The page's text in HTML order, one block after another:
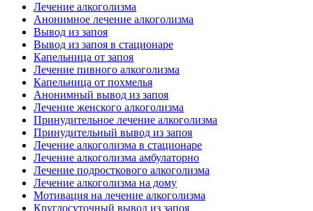
Лечение алкоголизма
Анонимное лечение алкоголизма
Вывод из запоя
Вывод из запоя в стационаре
Капельница от запоя
Лечение пивного алкоголизма
Капельница от похмелья
Анонимный вывод из запоя
Лечение женского алкоголизма
Принудительное лечение алкоголизма
Принудительный вывод из запоя
Лечение алкоголизма в стационаре
Лечение алкоголизма амбулаторно
Лечение подросткового алкоголизма
Лечение алкоголизма на дому
Мотивация на лечение алкоголизма
Круглосуточный вывод из запоя